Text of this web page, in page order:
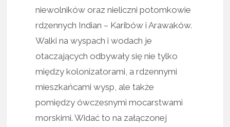
niewolników oraz nieliczni potomkowie
rdzennych Indian – Karibów i Arawaków.
Walki na wyspach i wodach je
otaczających odbywały się nie tylko
między kolonizatorami, a rdzennymi
mieszkańcami wysp, ale także
pomiędzy ówczesnymi mocarstwami
morskimi. Widać to na załączonej